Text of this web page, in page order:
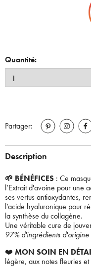
Quantité:
Partager:
Description
🌱 BÉNÉFICES : Ce
l’Extrait d'avoine pour une
ses vertus antioxydantes,
l’acide hyaluronique pour
la synthèse du collagène.
Une véritable cure de
97% d'ingrédients d'origine
❤️ MON SOIN EN
légère, aux notes fleuries